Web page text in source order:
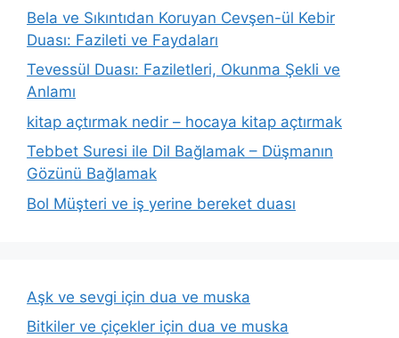
Bela ve Sıkıntıdan Koruyan Cevşen-ül Kebir
Duası: Fazileti ve Faydaları
Tevessül Duası: Faziletleri, Okunma Şekli ve
Anlamı
kitap açtırmak nedir – hocaya kitap açtırmak
Tebbet Suresi ile Dil Bağlamak – Düşmanın
Gözünü Bağlamak
Bol Müşteri ve iş yerine bereket duası
Aşk ve sevgi için dua ve muska
Bitkiler ve çiçekler için dua ve muska